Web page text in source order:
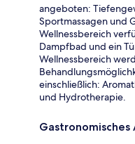
angeboten:
Sportmassagen und
Wellnessbereich
Dampfbad und ein
Wellnessbereich
einschließlich:
und Hydrotherapie.
Gastronomisches